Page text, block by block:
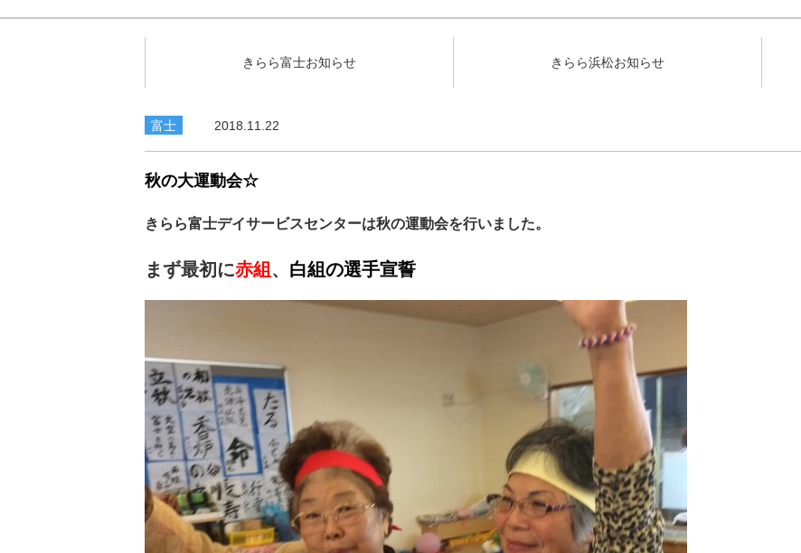
きらら富士お知らせ きらら浜松お知らせ
富士 2018.11.22
秋の大運動会☆
きらら富士デイサービスセンターは秋の運動会を行いました。
まず最初に赤組、 白組の選手宣誓